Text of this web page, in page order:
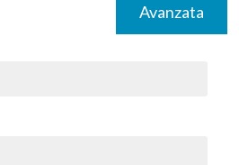
Avanzata